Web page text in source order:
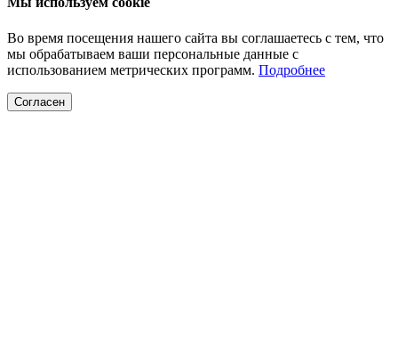
Во время посещения нашего сайта вы соглашаетесь с тем, что
мы обрабатываем ваши персональные данные с
использованием метрических программ. Подробнее
Согласен